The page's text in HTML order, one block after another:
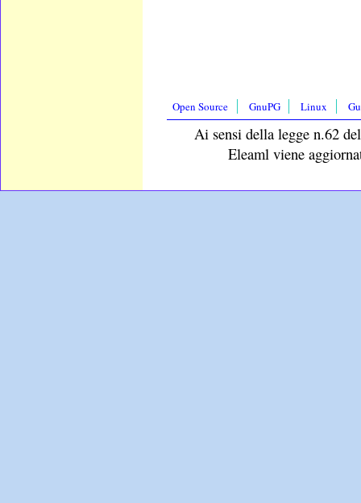
Open Source GnuPG Linux
Ai sensi della legge n.62
Eleaml viene